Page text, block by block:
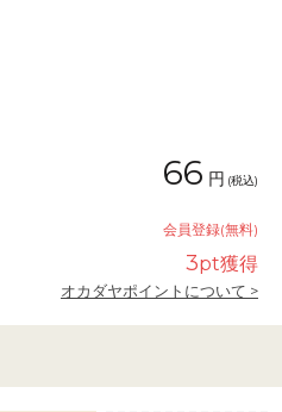
66 円 (税込)
会員登録(無料)
3pt獲得
オカダヤポイントについて >